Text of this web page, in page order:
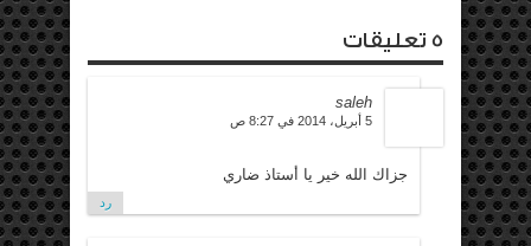
5 تعليقات
saleh
5 أبريل، 2014 في 8:27 ص
جزاك الله خير يا أستاذ ضاري
رد